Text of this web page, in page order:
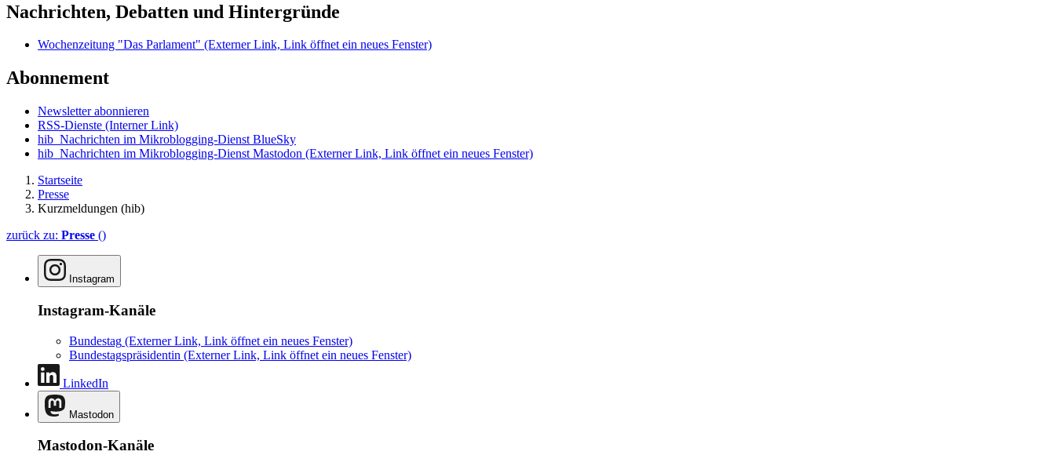
Nachrichten, Debatten und Hintergründe
Wochenzeitung "Das Parlament" (Externer Link, Link öffnet ein neues Fenster)
Abonnement
Newsletter abonnieren
RSS-Dienste (Interner Link)
hib_Nachrichten im Mikroblogging-Dienst BlueSky
hib_Nachrichten im Mikroblogging-Dienst Mastodon (Externer Link, Link öffnet ein neues Fenster)
Startseite
Presse
Kurzmeldungen (hib)
zurück zu: Presse ()
Instagram
Instagram-Kanäle
Bundestag (Externer Link, Link öffnet ein neues Fenster)
Bundestagspräsidentin (Externer Link, Link öffnet ein neues Fenster)
LinkedIn
Mastodon
Mastodon-Kanäle